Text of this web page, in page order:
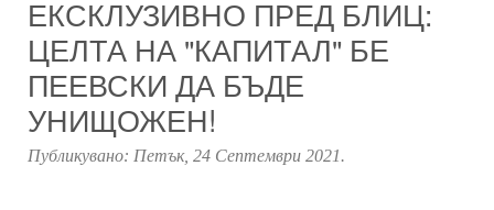
ЕКСКЛУЗИВНО ПРЕД БЛИЦ:
ЦЕЛТА НА "КАПИТАЛ" БЕ
ПЕЕВСКИ ДА БЪДЕ
УНИЩОЖЕН!
Публикувано: Петък, 24 Септември 2021.